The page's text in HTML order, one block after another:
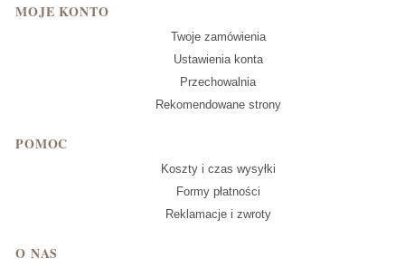
MOJE KONTO
Twoje zamówienia
Ustawienia konta
Przechowalnia
Rekomendowane strony
POMOC
Koszty i czas wysyłki
Formy płatności
Reklamacje i zwroty
O NAS